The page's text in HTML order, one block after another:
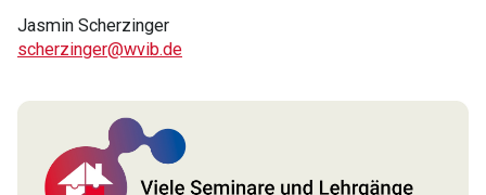
Jasmin Scherzinger
scherzinger@wvib.de